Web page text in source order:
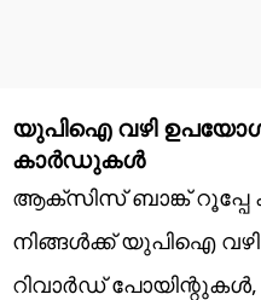
യുപിഐ വഴി
കാര്‍ഡുകള്‍
ആക്‌സിസ് ബാങ്ക് റൂപ്പേ
നിങ്ങള്‍ക്ക് യുപിഐ
റിവാര്‍ഡ്